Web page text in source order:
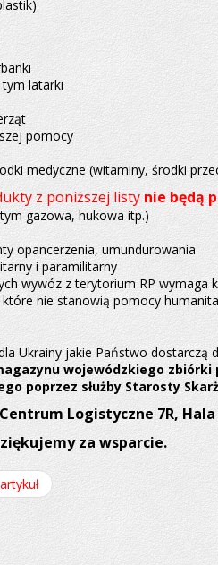
tym latarki
pomocy
medyczne (witaminy, środki
z poniższej listy nie będą
gazowa, hukowa itp.)
opancerzenia, umundurowania
i paramilitarny
wywóz z terytorium RP wymaga
które nie stanowią pomocy
Ukrainy jakie Państwo dostarczą
wojewódzkiego
poprzez służby Starosty
Centrum Logistyczne 7R,
za wsparcie.